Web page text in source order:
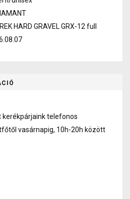
HARD GRAVEL GRX-12 full
kerékpárjaink telefonos
vasárnapig, 10h-20h között